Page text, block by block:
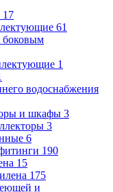
17
61
боковым
1
водоснабжения
и шкафы 3
3
6
190
15
175
и